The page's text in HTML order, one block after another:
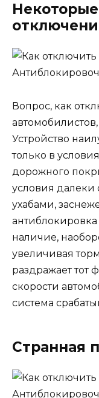
Вопрос, как
Устройство
только в
дорожного
условия далеки
ухабами,
антиблокировка
наличие,
увеличивая
раздражает тот
скорости
система
Странная